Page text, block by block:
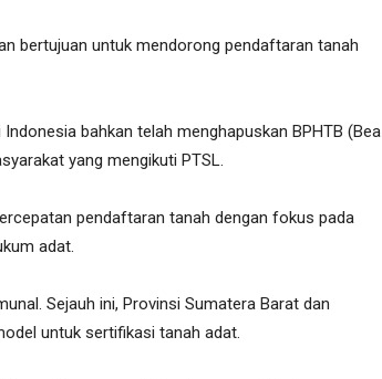
bertujuan untuk mendorong pendaftaran tanah
bahkan telah menghapuskan BPHTB (Bea
yang mengikuti PTSL.
pendaftaran tanah dengan fokus pada
adat.
Sejauh ini, Provinsi Sumatera Barat dan
untuk sertifikasi tanah adat.